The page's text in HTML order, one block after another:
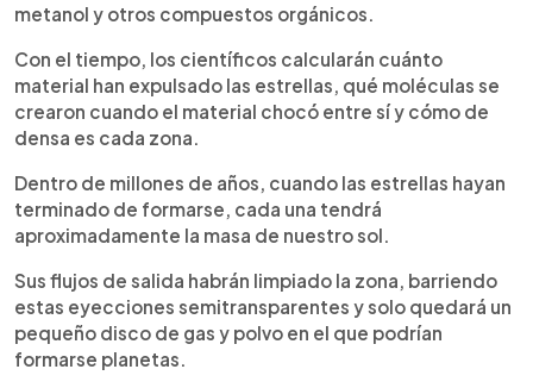
metanol y otros compuestos orgánicos.
Con el tiempo, los científicos calcularán cuánto
material han expulsado las estrellas, qué moléculas se
crearon cuando el material chocó entre sí y cómo de
densa es cada zona.
Dentro de millones de años, cuando las estrellas hayan
terminado de formarse, cada una tendrá
aproximadamente la masa de nuestro sol.
Sus flujos de salida habrán limpiado la zona, barriendo
estas eyecciones semitransparentes y solo quedará un
pequeño disco de gas y polvo en el que podrían
formarse planetas.